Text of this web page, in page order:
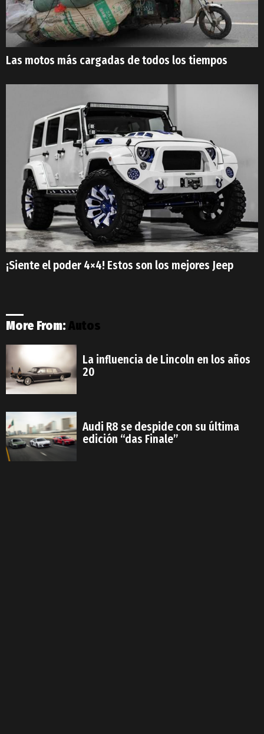
Las motos más cargadas de todos los tiempos
¡Siente el poder 4×4! Estos son los mejores Jeep
More From:Autos
La influencia de Lincoln en los años
20
Audi R8 se despide con su última
edición “das Finale”